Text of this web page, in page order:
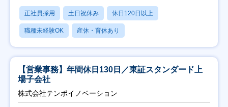
正社員採用 土日祝休み 休日120日以上
職種未経験OK 産休・育休あり
【営業事務】年間休日130日／東証スタンダード上
場子会社
株式会社テンポイノベーション